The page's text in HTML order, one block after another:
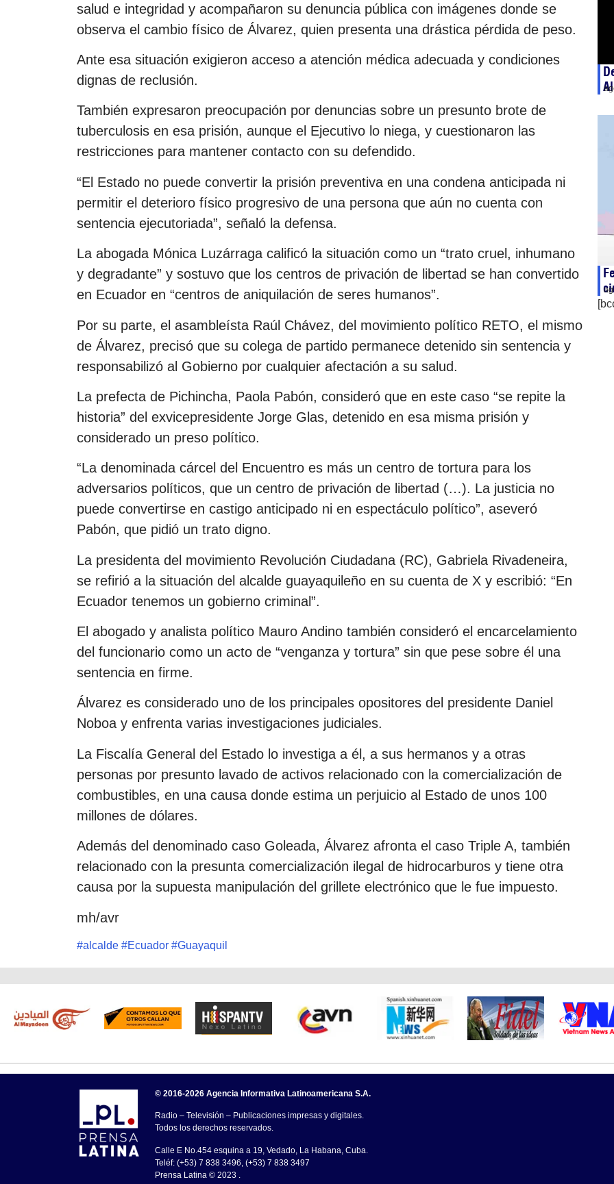
salud e integridad y acompañaron su denuncia pública con imágenes donde se
observa el cambio físico de Álvarez, quien presenta una drástica pérdida de peso.
Ante esa situación exigieron acceso a atención médica adecuada y condiciones
dignas de reclusión.
También expresaron preocupación por denuncias sobre un presunto brote de
tuberculosis en esa prisión, aunque el Ejecutivo lo niega, y cuestionaron las
restricciones para mantener contacto con su defendido.
“El Estado no puede convertir la prisión preventiva en una condena anticipada ni
permitir el deterioro físico progresivo de una persona que aún no cuenta con
sentencia ejecutoriada”, señaló la defensa.
La abogada Mónica Luzárraga calificó la situación como un “trato cruel, inhumano
y degradante” y sostuvo que los centros de privación de libertad se han convertido
en Ecuador en “centros de aniquilación de seres humanos”.
Por su parte, el asambleísta Raúl Chávez, del movimiento político RETO, el mismo
de Álvarez, precisó que su colega de partido permanece detenido sin sentencia y
responsabilizó al Gobierno por cualquier afectación a su salud.
La prefecta de Pichincha, Paola Pabón, consideró que en este caso “se repite la
historia” del exvicepresidente Jorge Glas, detenido en esa misma prisión y
considerado un preso político.
“La denominada cárcel del Encuentro es más un centro de tortura para los
adversarios políticos, que un centro de privación de libertad (…). La justicia no
puede convertirse en castigo anticipado ni en espectáculo político”, aseveró
Pabón, que pidió un trato digno.
La presidenta del movimiento Revolución Ciudadana (RC), Gabriela Rivadeneira,
se refirió a la situación del alcalde guayaquileño en su cuenta de X y escribió: “En
Ecuador tenemos un gobierno criminal”.
El abogado y analista político Mauro Andino también consideró el encarcelamiento
del funcionario como un acto de “venganza y tortura” sin que pese sobre él una
sentencia en firme.
Álvarez es considerado uno de los principales opositores del presidente Daniel
Noboa y enfrenta varias investigaciones judiciales.
La Fiscalía General del Estado lo investiga a él, a sus hermanos y a otras
personas por presunto lavado de activos relacionado con la comercialización de
combustibles, en una causa donde estima un perjuicio al Estado de unos 100
millones de dólares.
Además del denominado caso Goleada, Álvarez afronta el caso Triple A, también
relacionado con la presunta comercialización ilegal de hidrocarburos y tiene otra
causa por la supuesta manipulación del grillete electrónico que le fue impuesto.
mh/avr
#alcalde #Ecuador #Guayaquil
© 2016-2026 Agencia Informativa Latinoamericana S.A.
Radio – Televisión – Publicaciones impresas y digitales.
Todos los derechos reservados.
Calle E No.454 esquina a 19, Vedado, La Habana, Cuba.
Teléf: (+53) 7 838 3496, (+53) 7 838 3497
Prensa Latina © 2023 .